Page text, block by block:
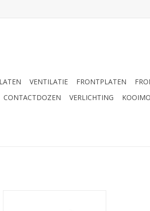
VENTILATIE FRONTPLATEN
CONTACTDOZEN VERLICHTING